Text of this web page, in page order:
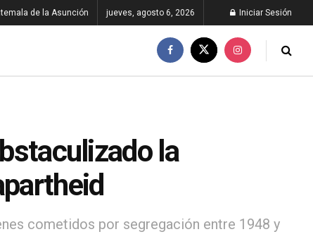
de la Asunción jueves, agosto 6, 2026 Iniciar Sesión
la
cometidos por segregación entre 1948 y